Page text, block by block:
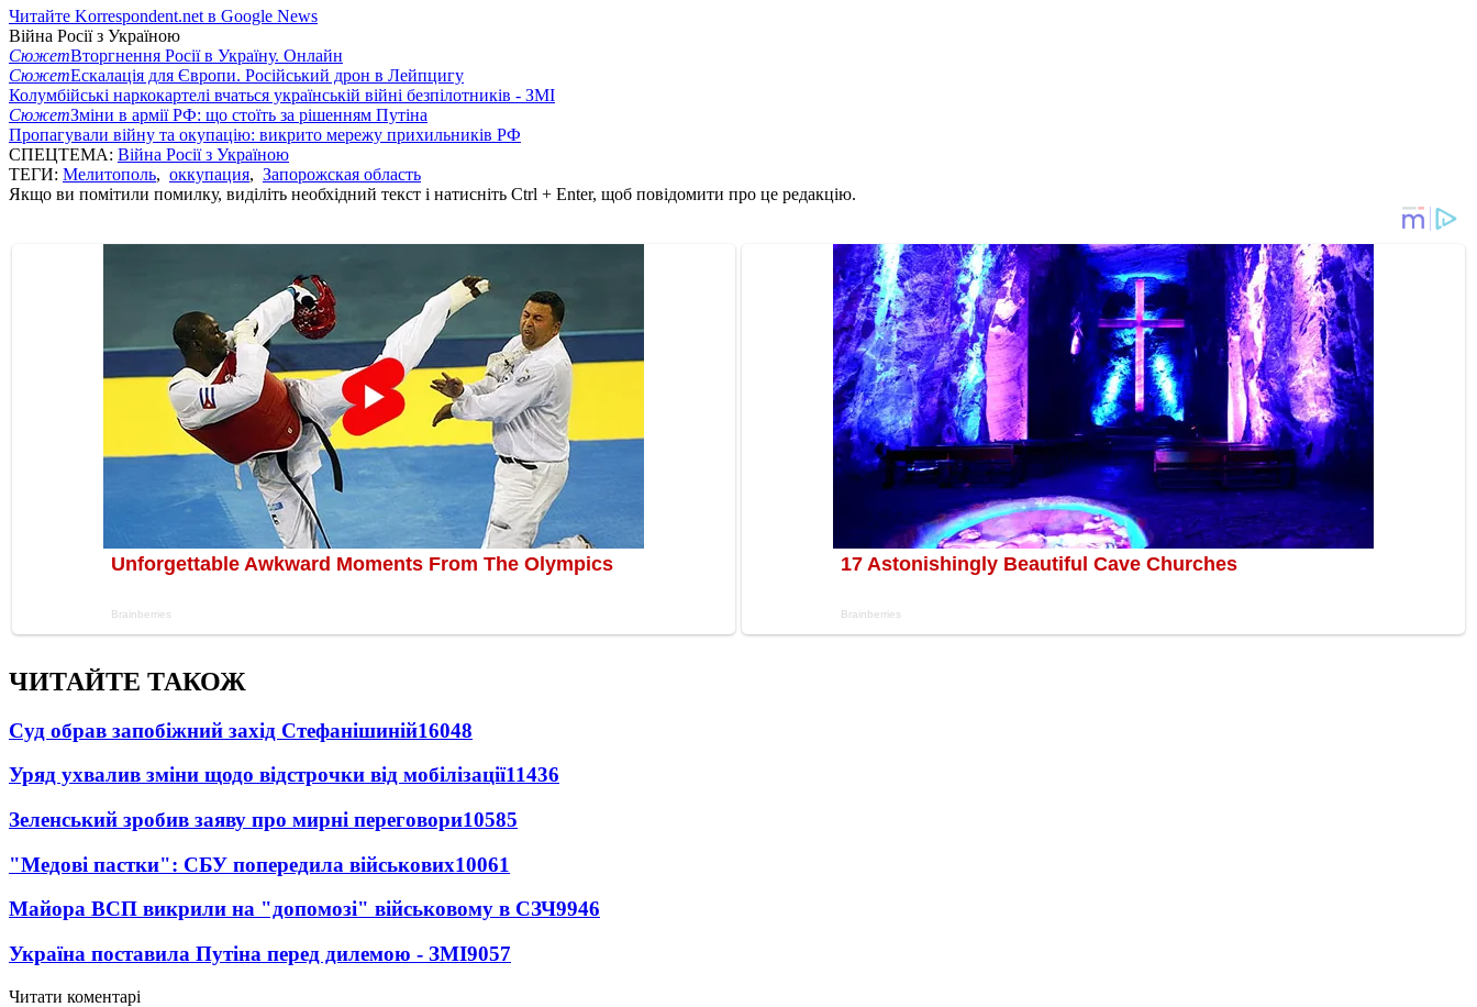
Читайте Korrespondent.net в Google News
Війна Росії з Україною
СюжетВторгнення Росії в Україну. Онлайн
СюжетЕскалація для Європи. Російський дрон в Лейпцигу
Колумбійські наркокартелі вчаться українській війні безпілотників - ЗМІ
СюжетЗміни в армії РФ: що стоїть за рішенням Путіна
Пропагували війну та окупацію: викрито мережу прихильників РФ
СПЕЦТЕМА: Війна Росії з Україною
ТЕГИ: Мелитополь, оккупация, Запорожская область
Якщо ви помітили помилку, виділіть необхідний текст і натисніть Ctrl + Enter, щоб повідомити про це редакцію.
ЧИТАЙТЕ ТАКОЖ
Суд обрав запобіжний захід Стефанішиній16048
Уряд ухвалив зміни щодо відстрочки від мобілізації11436
Зеленський зробив заяву про мирні переговори10585
"Медові пастки": СБУ попередила військових10061
Майора ВСП викрили на "допомозі" військовому в СЗЧ9946
Україна поставила Путіна перед дилемою - ЗМІ9057
Читати коментарі